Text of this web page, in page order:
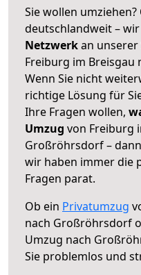
Sie wollen
deutschlandweit –
Netzwerkan unserer
Freiburg im
Wenn Sie nicht
richtige Lösung für
Ihre Fragen wollen,
Umzug von Freiburg
Großröhrsdorf –
wir haben immer die
Fragen parat.
Ob ein Privatumzug
nach Großröhrsdorf
Umzug nach
Sie problemlos und